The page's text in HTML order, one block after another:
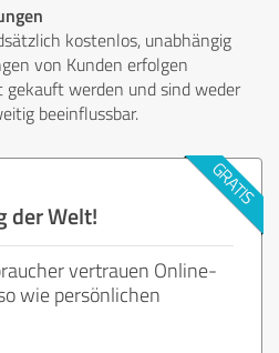
kostenlos, unabhängig
von Kunden erfolgen
werden und sind weder
beeinflussbar.
der Welt!
vertrauen Online-
wie persönlichen